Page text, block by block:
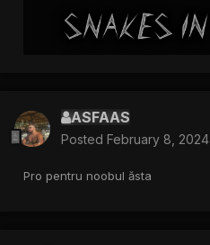
ASFAAS
Posted February 8, 2024
Pro pentru noobul ăsta